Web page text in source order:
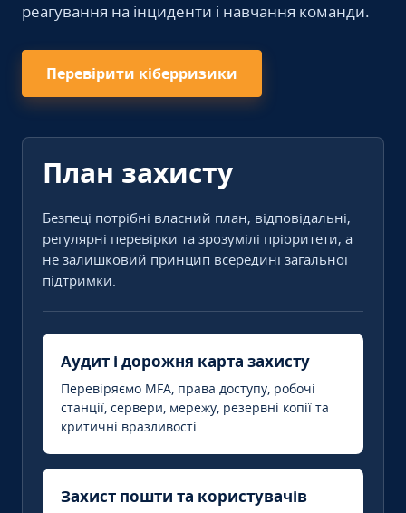
реагування на інциденти і навчання команди.
Перевірити кіберризики
План захисту
Безпеці потрібні власний план, відповідальні,
регулярні перевірки та зрозумілі пріоритети, а
не залишковий принцип всередині загальної
підтримки.
Аудит і дорожня карта захисту
Перевіряємо MFA, права доступу, робочі
станції, сервери, мережу, резервні копії та
критичні вразливості.
Захист пошти та користувачів